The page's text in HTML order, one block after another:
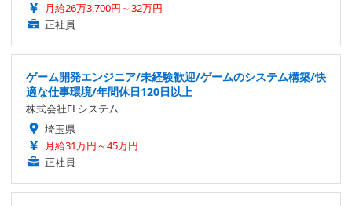
月給26万3,700円～32万円
正社員
ゲーム開発エンジニア/未経験歓迎/ゲームのシステム構築/快
適な仕事環境/年間休日120日以上
株式会社ELシステム
埼玉県
月給31万円～45万円
正社員